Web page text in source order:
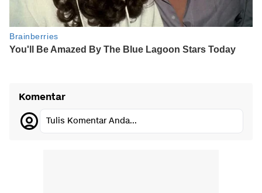
Komentar
Tulis Komentar Anda...